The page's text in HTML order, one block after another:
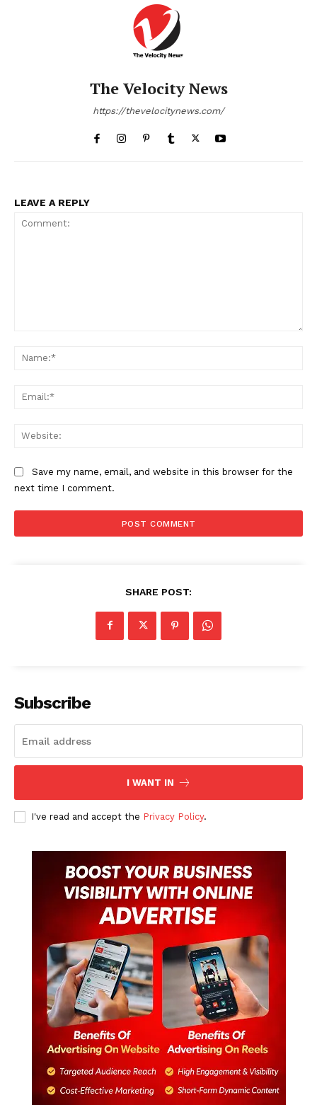
The Velocity News
https://thevelocitynews.com/
LEAVE A REPLY
Save my name, email, and website in this browser for the
next time I comment.
SHARE POST:
Subscribe
I WANT IN
I've read and accept the Privacy Policy.